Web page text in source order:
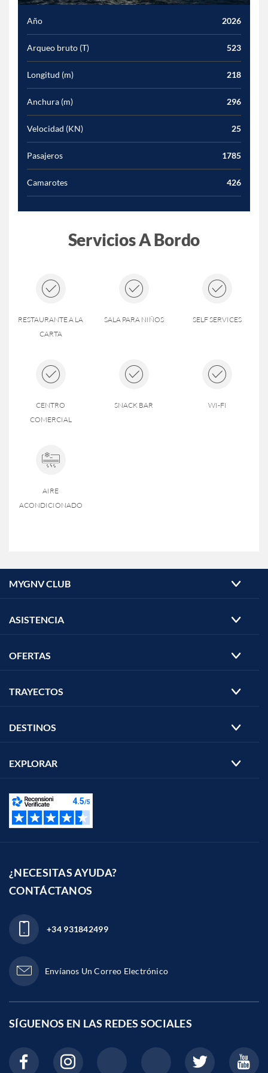
Año 2026
Arqueo bruto (T) 523
Longitud (m) 218
Anchura (m) 296
Velocidad (KN) 25
Pasajeros 1785
Camarotes 426
Servicios A Bordo
RESTAURANTE A LA
CARTA
SALA PARA NIÑOS SELF SERVICES
CENTRO
COMERCIAL
SNACK BAR WI-FI
AIRE
ACONDICIONADO
MYGNV CLUB
ASISTENCIA
OFERTAS
TRAYECTOS
DESTINOS
EXPLORAR
¿NECESITAS AYUDA?
CONTÁCTANOS
+34 931842499
Envíanos Un Correo Electrónico
SÍGUENOS EN LAS REDES SOCIALES